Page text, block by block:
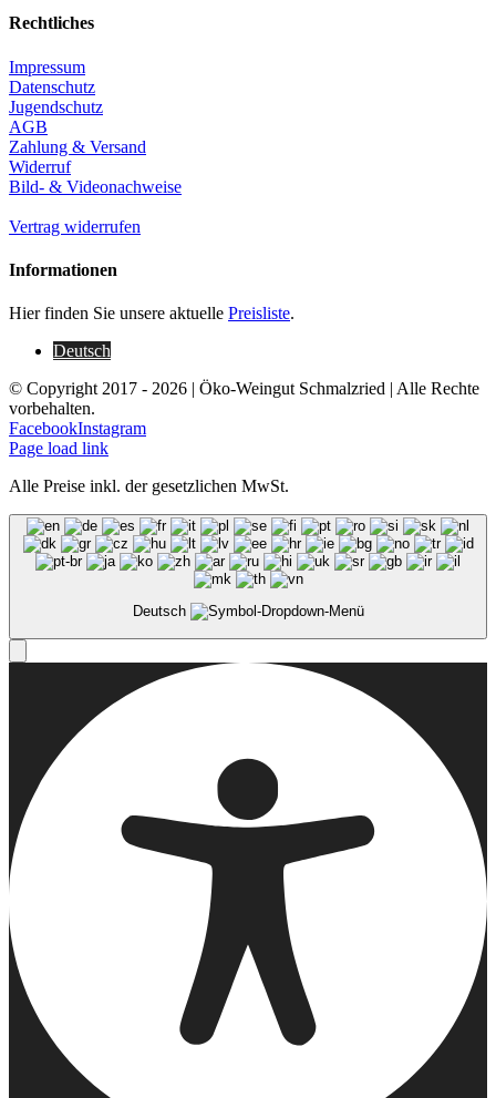
Rechtliches
Impressum
Datenschutz
Jugendschutz
AGB
Zahlung & Versand
Widerruf
Bild- & Videonachweise
Vertrag widerrufen
Informationen
Hier finden Sie unsere aktuelle Preisliste.
Deutsch
© Copyright 2017 - 2026 | Öko-Weingut Schmalzried | Alle Rechte
vorbehalten.
FacebookInstagram
Page load link
Alle Preise inkl. der gesetzlichen MwSt.
Deutsch